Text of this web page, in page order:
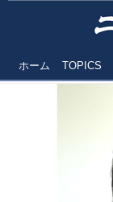
ホーム TOPICS